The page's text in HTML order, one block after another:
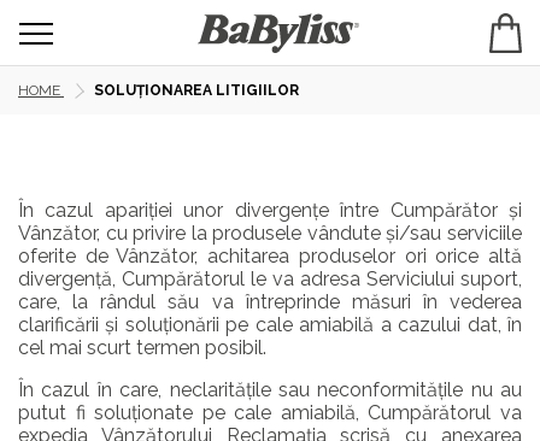
HOME SOLUȚIONAREA LITIGIILOR
În cazul apariției unor divergențe între Cumpărător și
Vânzător, cu privire la produsele vândute și/sau serviciile
oferite de Vânzător, achitarea produselor ori orice altă
divergență, Cumpărătorul le va adresa Serviciului suport,
care, la rândul său va întreprinde măsuri în vederea
clarificării și soluționării pe cale amiabilă a cazului dat, în
cel mai scurt termen posibil.
În cazul în care, neclaritățile sau neconformitățile nu au
putut fi soluționate pe cale amiabilă, Cumpărătorul va
expedia Vânzătorului Reclamația scrisă cu anexarea